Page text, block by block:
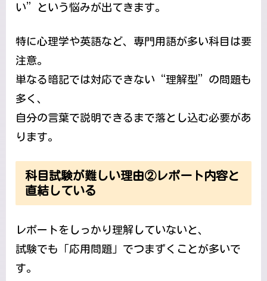
い”という悩みが出てきます。
特に心理学や英語など、専門用語が多い科目は要
注意。
単なる暗記では対応できない“理解型”の問題も
多く、
自分の言葉で説明できるまで落とし込む必要があ
ります。
科目試験が難しい理由②レポート内容と
直結している
レポートをしっかり理解していないと、
試験でも「応用問題」でつまずくことが多いで
す。